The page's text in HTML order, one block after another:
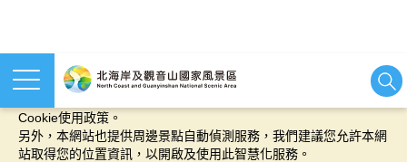
本網站使用cookies等相關技術以持續優化網站服務，並有助於為
Cookie使用政策。
另外，本網站也提供周邊景點自動偵測服務，我們建議您允許本網
站取得您的位置資訊，以開啟及使用此智慧化服務。